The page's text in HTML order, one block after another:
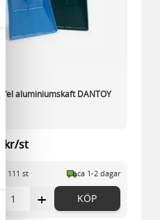
aluminiumskaft DANTOY
kr/st
111 st ca 1-2 dagar
+ KÖP